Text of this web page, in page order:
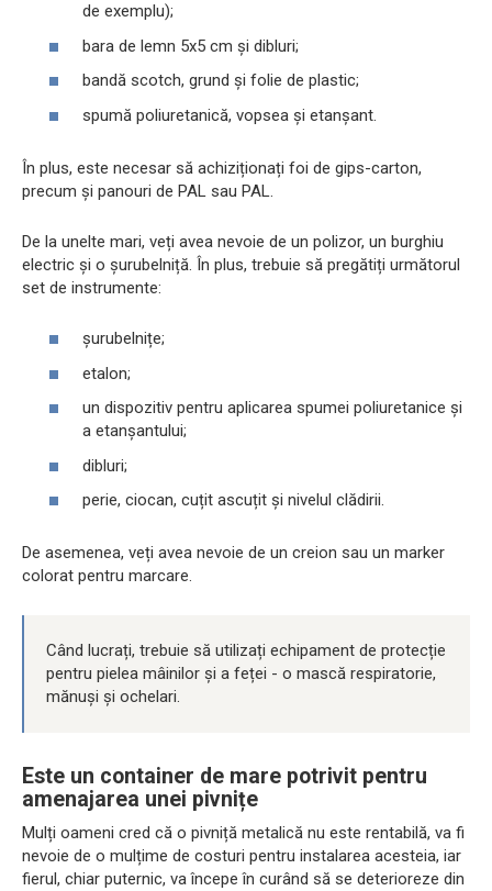
de exemplu);
bara de lemn 5x5 cm și dibluri;
bandă scotch, grund și folie de plastic;
spumă poliuretanică, vopsea și etanșant.
În plus, este necesar să achiziționați foi de gips-carton,
precum și panouri de PAL sau PAL.
De la unelte mari, veți avea nevoie de un polizor, un burghiu
electric și o șurubelniță. În plus, trebuie să pregătiți următorul
set de instrumente:
șurubelnițe;
etalon;
un dispozitiv pentru aplicarea spumei poliuretanice și
a etanșantului;
dibluri;
perie, ciocan, cuțit ascuțit și nivelul clădirii.
De asemenea, veți avea nevoie de un creion sau un marker
colorat pentru marcare.
Când lucrați, trebuie să utilizați echipament de protecție
pentru pielea mâinilor și a feței - o mască respiratorie,
mănuși și ochelari.
Este un container de mare potrivit pentru
amenajarea unei pivnițe
Mulți oameni cred că o pivniță metalică nu este rentabilă, va fi
nevoie de o mulțime de costuri pentru instalarea acesteia, iar
fierul, chiar puternic, va începe în curând să se deterioreze din